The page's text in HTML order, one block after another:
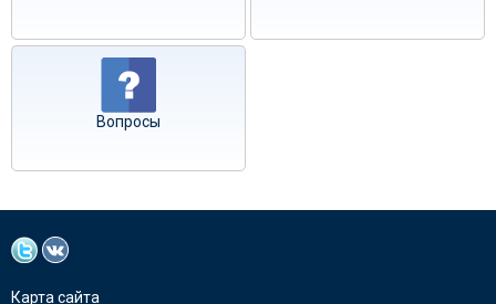
Вопросы
Карта сайта